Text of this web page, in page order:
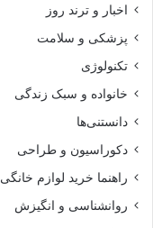
اخبار و ترند روز
پزشکی و سلامت
تکنولوژی
خانواده و سبک زندگی
دانستنی‌ها
دکوراسیون و طراحی
راهنما خرید لوازم خانگی
روانشناسی و انگیزش